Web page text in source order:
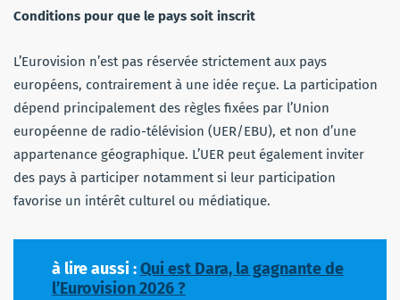
Conditions pour que le pays soit inscrit
L’Eurovision n’est pas réservée strictement aux pays
européens, contrairement à une idée reçue. La participation
dépend principalement des règles fixées par l’Union
européenne de radio-télévision (UER/EBU), et non d’une
appartenance géographique. L’UER peut également inviter
des pays à participer notamment si leur participation
favorise un intérêt culturel ou médiatique.
à lire aussi :Qui est Dara, la gagnante de
l’Eurovision 2026 ?